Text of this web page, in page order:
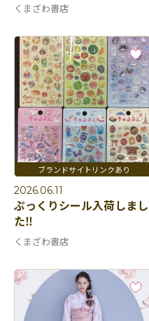
くまざわ書店
2026.06.11
ぷっくりシール入荷しまし
た‼️
くまざわ書店